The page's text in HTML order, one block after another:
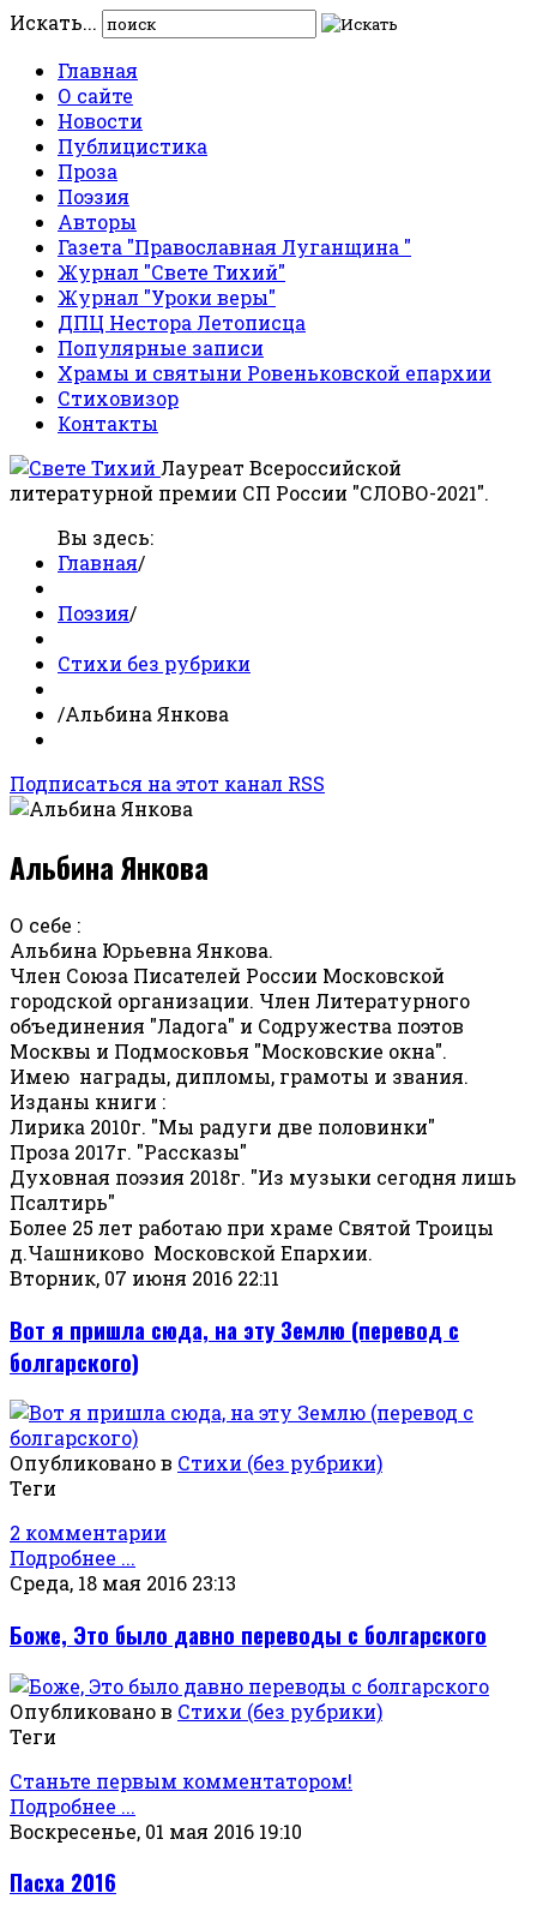
Искать...
Главная
О сайте
Новости
Публицистика
Проза
Поэзия
Авторы
Газета "Православная Луганщина "
Журнал "Свете Тихий"
Журнал "Уроки веры"
ДПЦ Нестора Летописца
Популярные записи
Храмы и святыни Ровеньковской епархии
Стиховизор
Контакты
Лауреат Всероссийской
литературной премии СП России "СЛОВО-2021".
Вы здесь:
Главная/
Поэзия/
Стихи без рубрики
/Альбина Янкова
Подписаться на этот канал RSS
Альбина Янкова
О себе :
Альбина Юрьевна Янкова.
Член Союза Писателей России Московской
городской организации. Член Литературного
объединения "Ладога" и Содружества поэтов
Москвы и Подмосковья "Московские окна".
Имею награды, дипломы, грамоты и звания.
Изданы книги :
Лирика 2010г. "Мы радуги две половинки"
Проза 2017г. "Рассказы"
Духовная поэзия 2018г. "Из музыки сегодня лишь
Псалтирь"
Более 25 лет работаю при храме Святой Троицы
д.Чашниково Московской Епархии.
Вторник, 07 июня 2016 22:11
Вот я пришла сюда, на эту Землю (перевод с
болгарского)
Опубликовано в Стихи (без рубрики)
Теги
2 комментарии
Подробнее ...
Среда, 18 мая 2016 23:13
Боже, Это было давно переводы с болгарского
Опубликовано в Стихи (без рубрики)
Теги
Станьте первым комментатором!
Подробнее ...
Воскресенье, 01 мая 2016 19:10
Пасха 2016